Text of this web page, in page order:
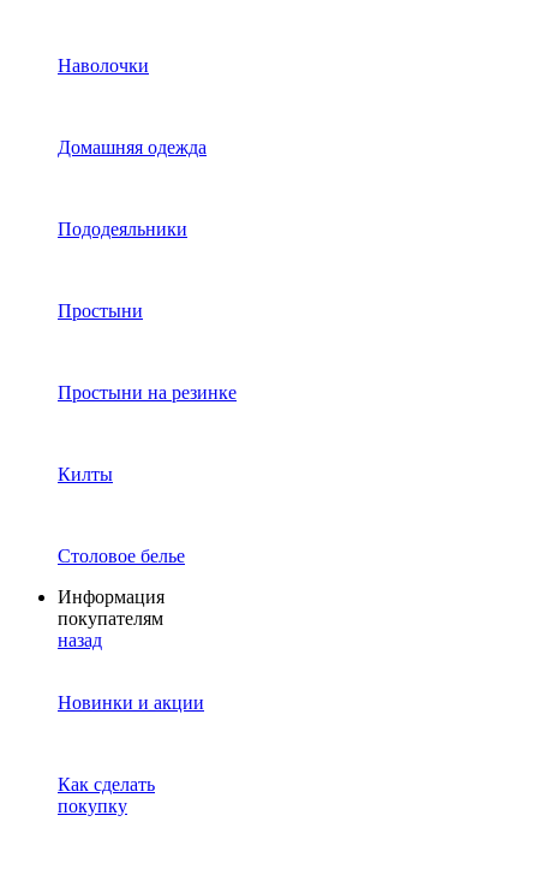
Наволочки
Домашняя одежда
Пододеяльники
Простыни
Простыни на резинке
Килты
Столовое белье
Информация
покупателям
назад
Новинки и акции
Как сделать
покупку